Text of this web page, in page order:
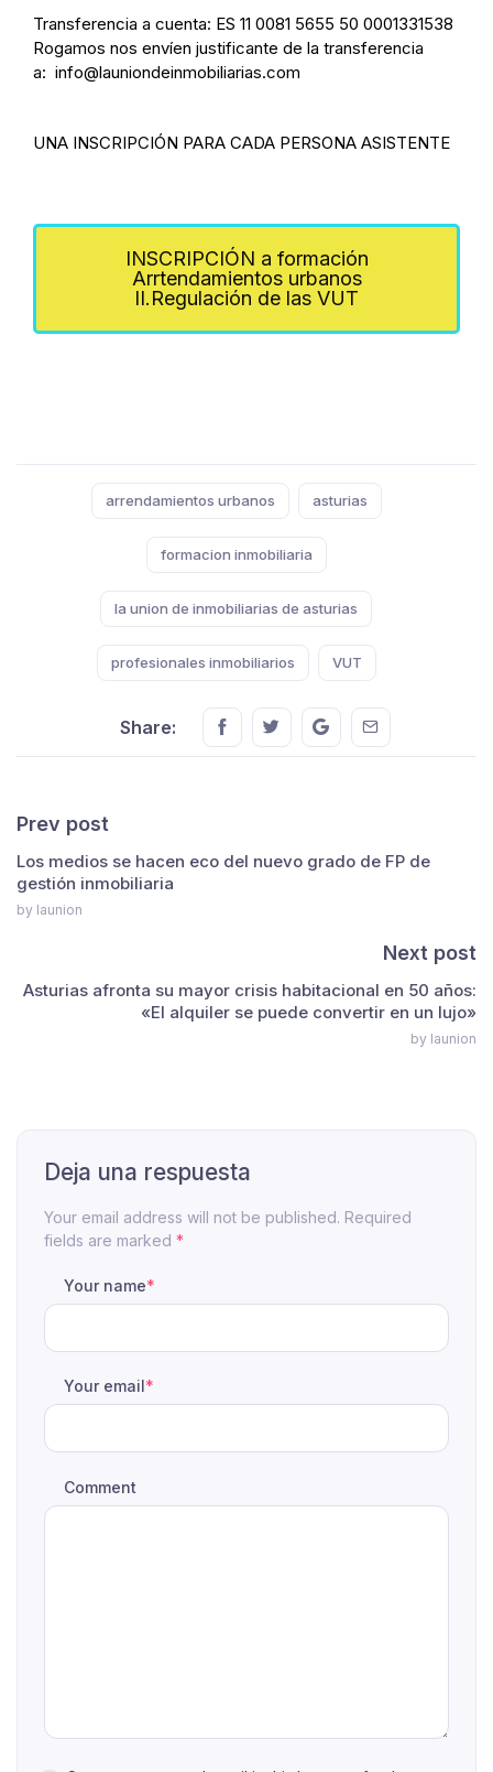
Transferencia a cuenta: ES 11 0081 5655 50 0001331538
Rogamos nos envíen justificante de la transferencia
a: info@launiondeinmobiliarias.com
UNA INSCRIPCIÓN PARA CADA PERSONA ASISTENTE
INSCRIPCIÓN a formación
Arrtendamientos urbanos
II.Regulación de las VUT
arrendamientos urbanos asturias
formacion inmobiliaria
la union de inmobiliarias de asturias
profesionales inmobiliarios VUT
Share: Share this on FaceBook
Share this on Twitter
Share this on GMail
Share this on
Prev post
Los medios se hacen eco del nuevo grado de FP de
gestión inmobiliaria
by launion
Next post
Asturias afronta su mayor crisis habitacional en 50 años:
«El alquiler se puede convertir en un lujo»
by launion
Deja una respuesta
Your email address will not be published. Required
fields are marked *
Comment
Your name*
Your email*